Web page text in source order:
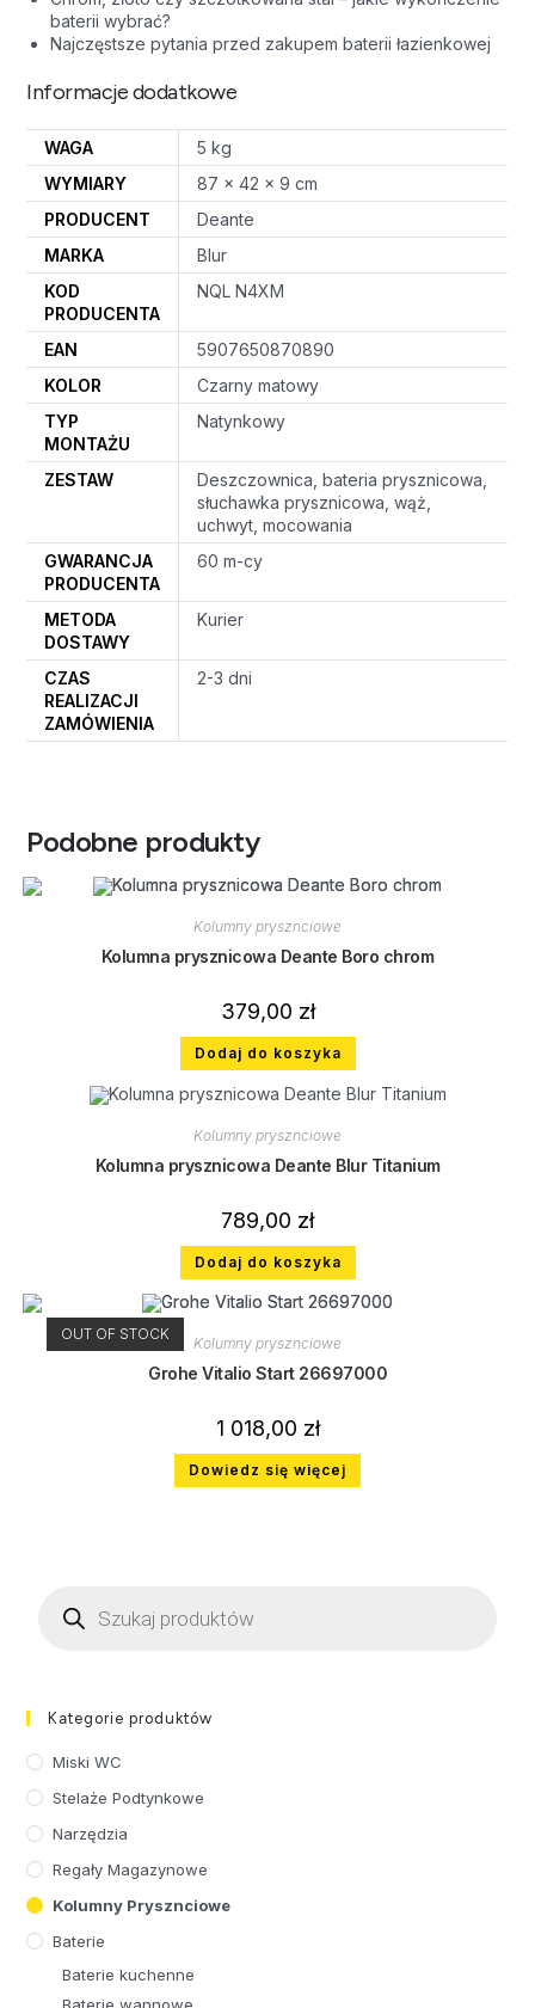
baterii wybrać?
Najczęstsze pytania przed zakupem baterii łazienkowej
Informacje dodatkowe
WAGA
5 kg
WYMIARY
87 × 42 × 9 cm
PRODUCENT
Deante
MARKA
Blur
KOD
PRODUCENTA
NQL N4XM
EAN
5907650870890
KOLOR
Czarny matowy
TYP
MONTAŻU
Natynkowy
ZESTAW
Deszczownica, bateria prysznicowa,
słuchawka prysznicowa, wąż,
uchwyt, mocowania
GWARANCJA
PRODUCENTA
60 m-cy
METODA
DOSTAWY
Kurier
CZAS
REALIZACJI
ZAMÓWIENIA
2-3 dni
Podobne produkty
Kolumny prysznciowe
Kolumna prysznicowa Deante Boro chrom
379,00 zł
Dodaj do koszyka
Kolumny prysznciowe
Kolumna prysznicowa Deante Blur Titanium
789,00 zł
Dodaj do koszyka
OUT OF STOCK
Kolumny prysznciowe
Grohe Vitalio Start 26697000
1 018,00 zł
Dowiedz się więcej
Kategorie produktów
Miski WC
Stelaże Podtynkowe
Narzędzia
Regały Magazynowe
Kolumny Prysznciowe
Baterie
Baterie kuchenne
Baterie wannowe